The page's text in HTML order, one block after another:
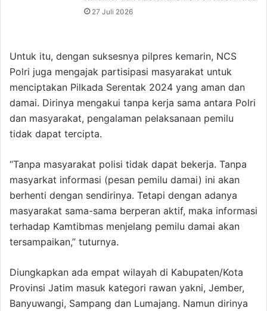
27 Juli 2026
Untuk itu, dengan suksesnya pilpres kemarin, NCS
Polri juga mengajak partisipasi masyarakat untuk
menciptakan Pilkada Serentak 2024 yang aman dan
damai. Dirinya mengakui tanpa kerja sama antara Polri
dan masyarakat, pengalaman pelaksanaan pemilu
tidak dapat tercipta.
“Tanpa masyarakat polisi tidak dapat bekerja. Tanpa
masyarkat informasi (pesan pemilu damai) ini akan
berhenti dengan sendirinya. Tetapi dengan adanya
masyarakat sama-sama berperan aktif, maka informasi
terhadap Kamtibmas menjelang pemilu damai akan
tersampaikan,” tuturnya.
Diungkapkan ada empat wilayah di Kabupaten/Kota
Provinsi Jatim masuk kategori rawan yakni, Jember,
Banyuwangi, Sampang dan Lumajang. Namun dirinya